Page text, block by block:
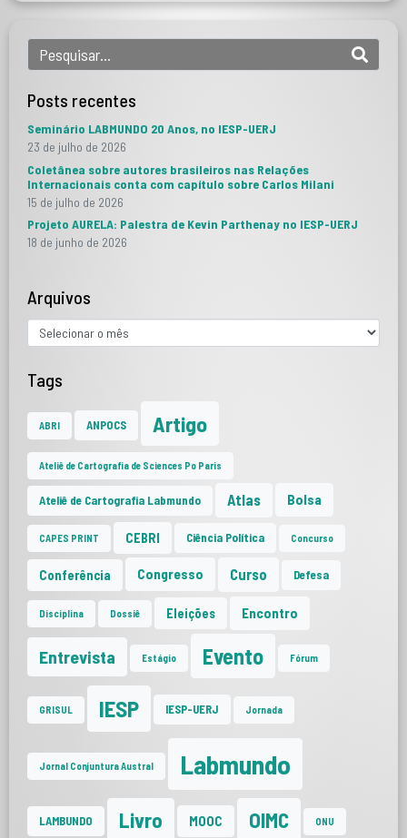
Posts recentes
Seminário LABMUNDO 20 Anos, no IESP-UERJ
23 de julho de 2026
Coletânea sobre autores brasileiros nas Relações
Internacionais conta com capítulo sobre Carlos Milani
15 de julho de 2026
Projeto AURELA: Palestra de Kevin Parthenay no IESP-UERJ
18 de junho de 2026
Arquivos
Tags
ABRI ANPOCS Artigo
Ateliê de Cartografia de Sciences Po Paris
Ateliê de Cartografia Labmundo Atlas Bolsa
CAPES PRINT CEBRI Ciência Política Concurso
Conferência Congresso Curso Defesa
Disciplina Dossiê Eleições Encontro
Entrevista Estágio Evento Fórum
GRISUL IESP IESP-UERJ Jornada
Jornal Conjuntura Austral Labmundo
LAMBUNDO Livro MOOC OIMC ONU